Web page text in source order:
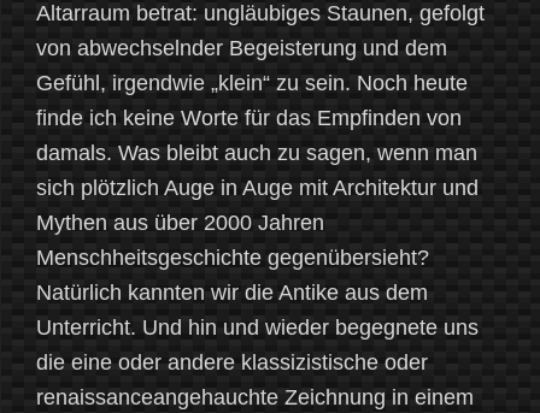
Altarraum betrat: ungläubiges Staunen, gefolgt
von abwechselnder Begeisterung und dem
Gefühl, irgendwie „klein“ zu sein. Noch heute
finde ich keine Worte für das Empfinden von
damals. Was bleibt auch zu sagen, wenn man
sich plötzlich Auge in Auge mit Architektur und
Mythen aus über 2000 Jahren
Menschheitsgeschichte gegenübersieht?
Natürlich kannten wir die Antike aus dem
Unterricht. Und hin und wieder begegnete uns
die eine oder andere klassizistische oder
renaissanceangehauchte Zeichnung in einem